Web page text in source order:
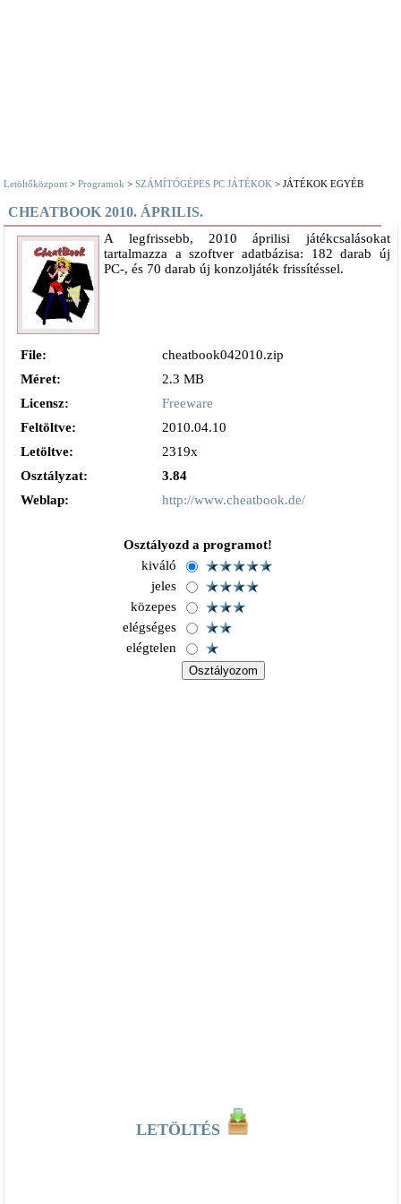
Letöltőközpont >Programok >SZÁMÍTÓGÉPES PC JÁTÉKOK > JÁTÉKOK EGYÉB
CHEATBOOK 2010. ÁPRILIS.
A legfrissebb, 2010 áprilisi játékcsalásokat
tartalmazza a szoftver adatbázisa: 182 darab új
PC-, és 70 darab új konzoljáték frissítéssel.
File:
cheatbook042010.zip
Méret:
2.3 MB
Licensz:
Freeware
Feltöltve:
2010.04.10
Letöltve:
2319x
Osztályzat:
3.84
Weblap:
http://www.cheatbook.de/
Osztályozd a programot!
kiváló
jeles
közepes
elégséges
elégtelen
LETÖLTÉS